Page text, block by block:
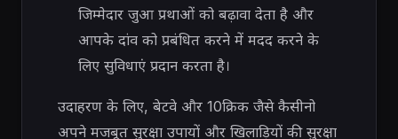
जिम्मेदार जुआ प्रथाओं को बढ़ावा देता है और
आपके दांव को प्रबंधित करने में मदद करने के
लिए सुविधाएं प्रदान करता है।
उदाहरण के लिए, बेटवे और 10क्रिक जैसे कैसीनो
अपने मजबूत सुरक्षा उपायों और खिलाड़ियों की सुरक्षा